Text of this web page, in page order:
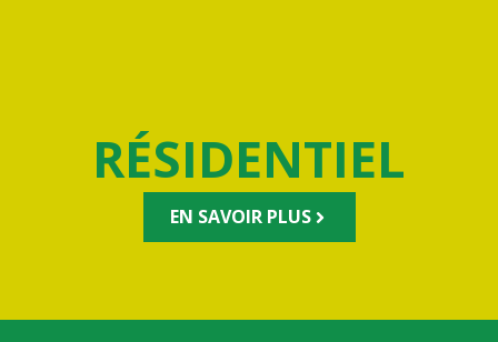
RÉSIDENTIEL
EN SAVOIR PLUS